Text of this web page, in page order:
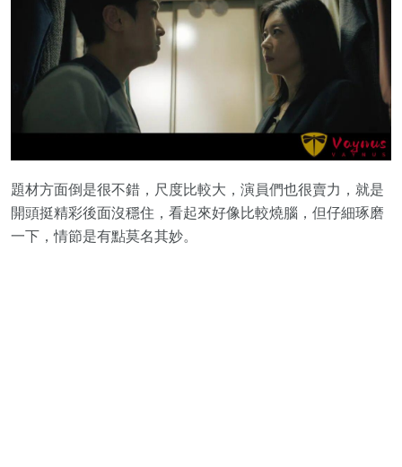
題材方面倒是很不錯，尺度比較大，演員們也很賣力，就是
開頭挺精彩後面沒穩住，看起來好像比較燒腦，但仔細琢磨
一下，情節是有點莫名其妙。